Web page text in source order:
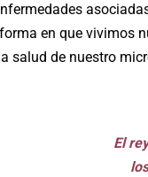
en que vivimos
salud de nuestro
El
los